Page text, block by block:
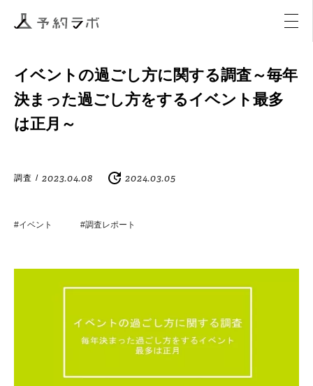
アクティビティ
イベントの過ごし方に関する調査～毎年
決まった過ごし方をするイベント最多
は正月～
調査 / 2023.04.08 2024.03.05
#イベント #調査レポート